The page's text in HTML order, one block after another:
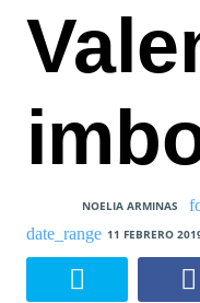
NOELIA ARMINAS
11 FEBRERO